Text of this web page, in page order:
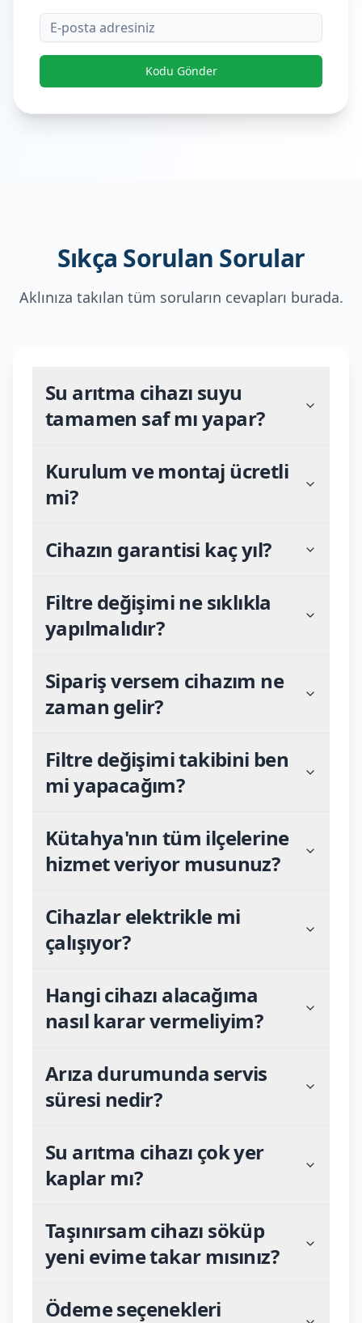
E-posta
Kodu Gönder
Sıkça Sorulan Sorular
Aklınıza takılan tüm soruların cevapları burada.
Su arıtma cihazı suyu
tamamen saf mı yapar?
Kurulum ve montaj ücretli
mi?
Cihazın garantisi kaç yıl?
Filtre değişimi ne sıklıkla
yapılmalıdır?
Sipariş versem cihazım ne
zaman gelir?
Filtre değişimi takibini ben
mi yapacağım?
Kütahya'nın tüm ilçelerine
hizmet veriyor musunuz?
Cihazlar elektrikle mi
çalışıyor?
Hangi cihazı alacağıma
nasıl karar vermeliyim?
Arıza durumunda servis
süresi nedir?
Su arıtma cihazı çok yer
kaplar mı?
Taşınırsam cihazı söküp
yeni evime takar mısınız?
Ödeme seçenekleri